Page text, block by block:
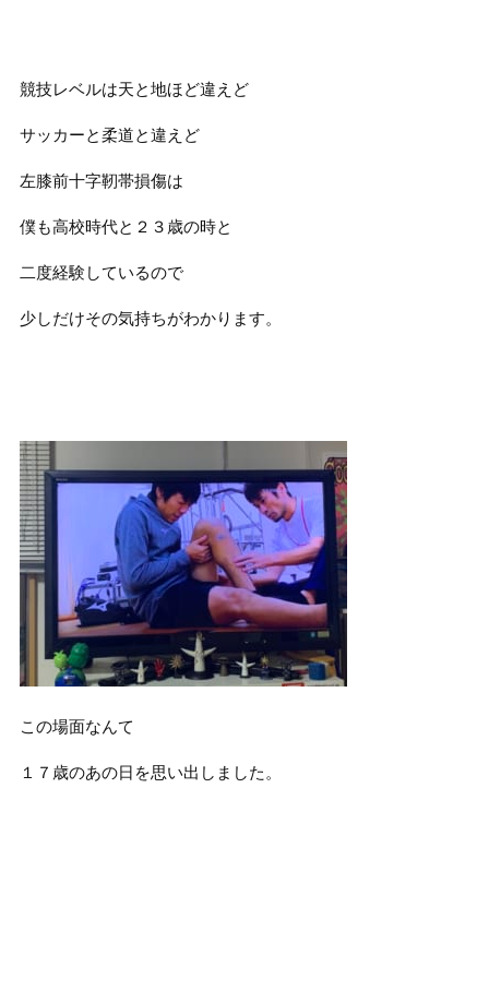
競技レベルは天と地ほど違えど
サッカーと柔道と違えど
左膝前十字靭帯損傷は
僕も高校時代と２３歳の時と
二度経験しているので
少しだけその気持ちがわかります。
この場面なんて
１７歳のあの日を思い出しました。